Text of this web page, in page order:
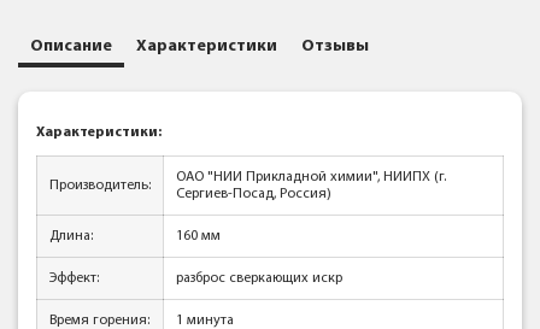
Описание Характеристики Отзывы
Характеристики:
Производитель:
ОАО "НИИ Прикладной химии", НИИПХ (г.
Сергиев-Посад, Россия)
Длина: 160 мм
Эффект: разброс сверкающих искр
Время горения: 1 минута